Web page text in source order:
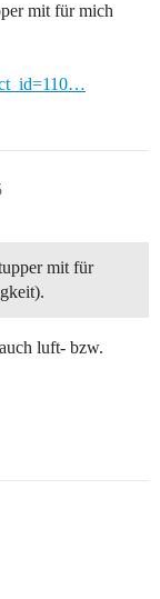
mit für mich
mit für
luft- bzw.